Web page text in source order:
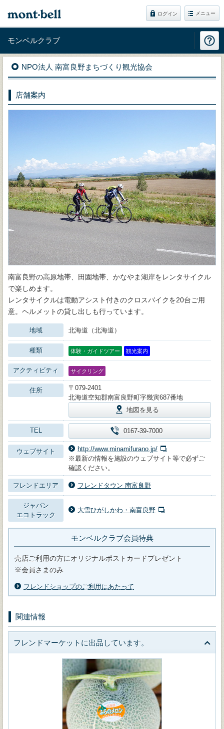
ログイン メニュー
モンベルクラブ
NPO法人 南富良野まちづくり観光協会
店舗案内
南富良野の高原地帯、田園地帯、かなやま湖岸をレンタサイクル
で楽しめます。
レンタサイクルは電動アシスト付きのクロスバイクを20台ご用
意。ヘルメットの貸し出しも行っています。
地域 北海道（北海道）
種類 体験・ガイドツアー 観光案内
アクティビティ サイクリング
住所
〒079-2401
北海道空知郡南富良野町字幾寅687番地
地図を見る
TEL 0167-39-7000
ウェブサイト
http://www.minamifurano.jp/
※最新の情報を施設のウェブサイト等で必ずご
確認ください。
フレンドエリア フレンドタウン 南富良野
ジャパン
エコトラック
大雪ひがしかわ・南富良野
モンベルクラブ会員特典
売店ご利用の方にオリジナルポストカードプレゼント
※会員さまのみ
フレンドショップのご利用にあたって
関連情報
フレンドマーケットに出品しています。